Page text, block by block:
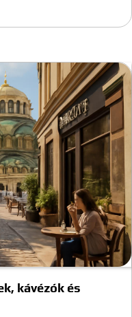
kávézók és